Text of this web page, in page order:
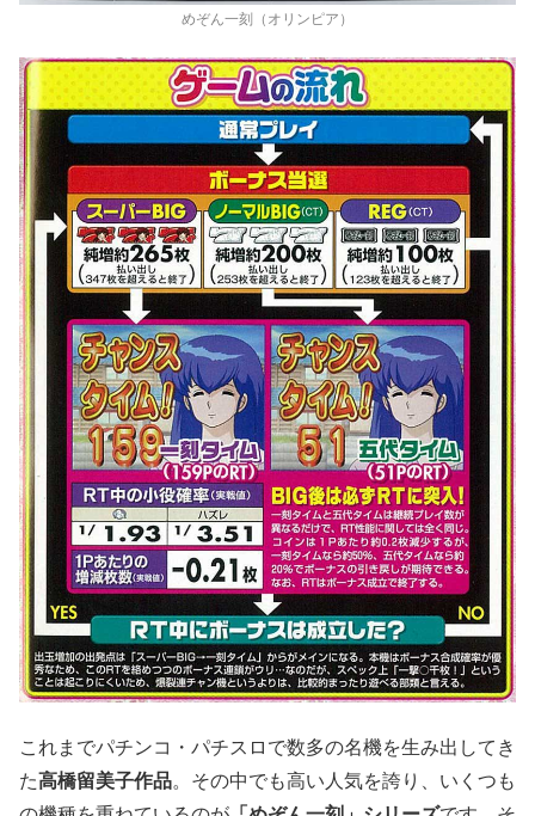
めぞん一刻（オリンピア）
これまでパチンコ・パチスロで数多の名機を生み出してき
た高橋留美子作品。その中でも高い人気を誇り、いくつも